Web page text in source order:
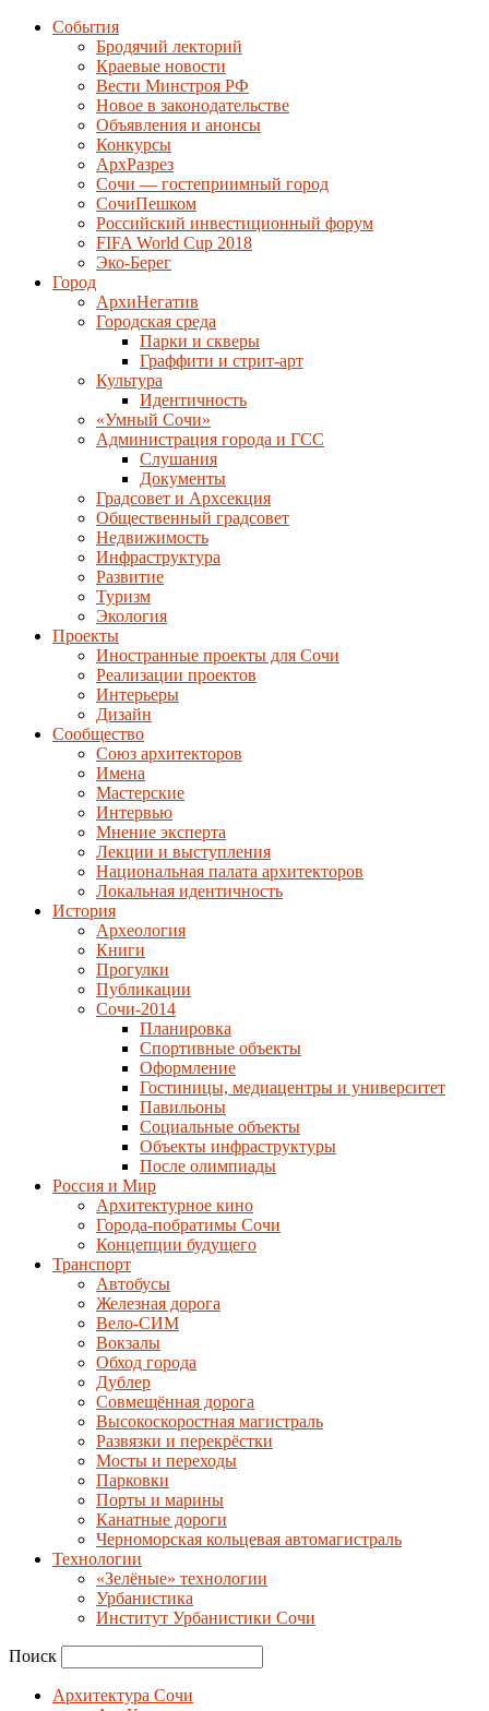
События
Бродячий лекторий
Краевые новости
Вести Минстроя РФ
Новое в законодательстве
Объявления и анонсы
Конкурсы
АрхРазрез
Сочи — гостеприимный город
СочиПешком
Российский инвестиционный форум
FIFA World Cup 2018
Эко-Берег
Город
АрхиНегатив
Городская среда
Парки и скверы
Граффити и стрит-арт
Культура
Идентичность
«Умный Сочи»
Администрация города и ГСС
Слушания
Документы
Градсовет и Архсекция
Общественный градсовет
Недвижимость
Инфраструктура
Развитие
Туризм
Экология
Проекты
Иностранные проекты для Сочи
Реализации проектов
Интерьеры
Дизайн
Сообщество
Союз архитекторов
Имена
Мастерские
Интервью
Мнение эксперта
Лекции и выступления
Национальная палата архитекторов
Локальная идентичность
История
Археология
Книги
Прогулки
Публикации
Сочи-2014
Планировка
Спортивные объекты
Оформление
Гостиницы, медиацентры и университет
Павильоны
Социальные объекты
Объекты инфраструктуры
После олимпиады
Россия и Мир
Архитектурное кино
Города-побратимы Сочи
Концепции будущего
Транспорт
Автобусы
Железная дорога
Вело-СИМ
Вокзалы
Обход города
Дублер
Совмещённая дорога
Высокоскоростная магистраль
Развязки и перекрёстки
Мосты и переходы
Парковки
Порты и марины
Канатные дороги
Черноморская кольцевая автомагистраль
Технологии
«Зелёные» технологии
Урбанистика
Институт Урбанистики Сочи
Поиск
Архитектура Сочи